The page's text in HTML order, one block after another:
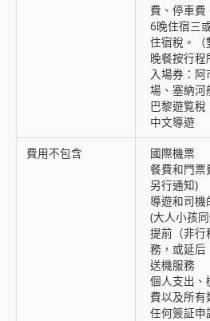
費、停車費
6晚住宿三
住宿稅。（
晚餐按行程
入場券：
場、塞納河
巴黎遊覧稅
中文導遊
費用不包含
國際機票
餐費和門票
另行通知)
導遊和司機
(大人小孩
提前（非行
務，或延后
送機服務
個人支出、
費以及所有
任何簽証申